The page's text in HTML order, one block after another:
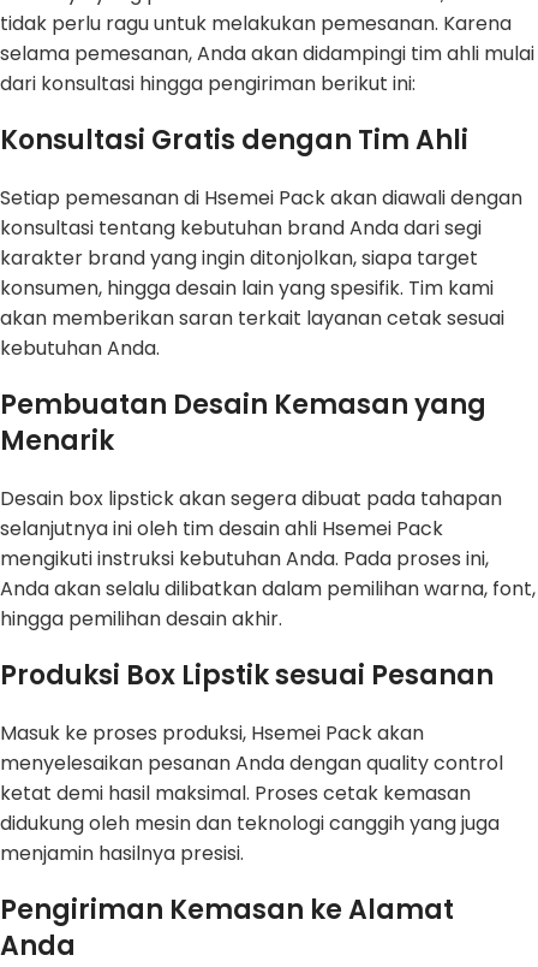
tidak perlu ragu untuk melakukan pemesanan. Karena
selama pemesanan, Anda akan didampingi tim ahli mulai
dari konsultasi hingga pengiriman berikut ini:
Konsultasi Gratis dengan Tim Ahli
Setiap pemesanan di Hsemei Pack akan diawali dengan
konsultasi tentang kebutuhan brand Anda dari segi
karakter brand yang ingin ditonjolkan, siapa target
konsumen, hingga desain lain yang spesifik. Tim kami
akan memberikan saran terkait layanan cetak sesuai
kebutuhan Anda.
Pembuatan Desain Kemasan yang
Menarik
Desain box lipstick akan segera dibuat pada tahapan
selanjutnya ini oleh tim desain ahli Hsemei Pack
mengikuti instruksi kebutuhan Anda. Pada proses ini,
Anda akan selalu dilibatkan dalam pemilihan warna, font,
hingga pemilihan desain akhir.
Produksi Box Lipstik sesuai Pesanan
Masuk ke proses produksi, Hsemei Pack akan
menyelesaikan pesanan Anda dengan quality control
ketat demi hasil maksimal. Proses cetak kemasan
didukung oleh mesin dan teknologi canggih yang juga
menjamin hasilnya presisi.
Pengiriman Kemasan ke Alamat
Anda